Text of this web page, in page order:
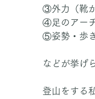
③外力（靴
④足のアー
⑤姿勢・歩
などが挙げ
登山をする